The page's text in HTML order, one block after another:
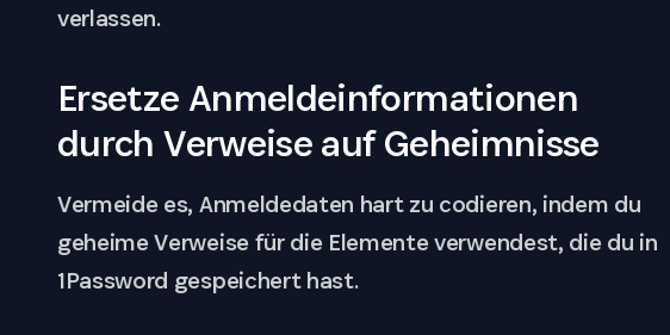
verlassen.
Ersetze Anmeldeinformationen
durch Verweise auf Geheimnisse
Vermeide es, Anmeldedaten hart zu codieren, indem du
geheime Verweise für die Elemente verwendest, die du in
1Password gespeichert hast.